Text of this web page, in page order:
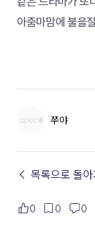
아줌마맘에 불을
쭈야
← 목록으로 돌아
0 0 0